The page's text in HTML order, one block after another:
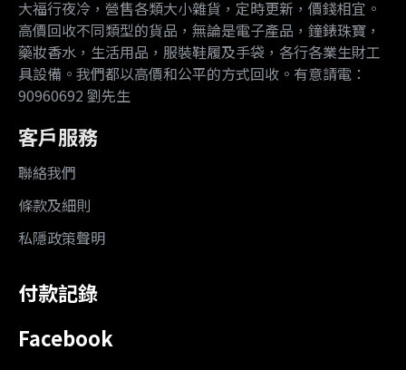
大福行夜冷，營售各類大小雜貨，定時更新，價錢相宜。
高價回收不同類型的貨品，無論是電子產品，鐘錶珠寶，
藥妝香水，生活用品，服裝鞋履及手袋，各行各業生財工
具設備。我們都以高價和公平的方式回收。有意請電：
90960692 劉先生
客戶服務
聯絡我們
條款及細則
私隱政策聲明
付款記錄
Facebook